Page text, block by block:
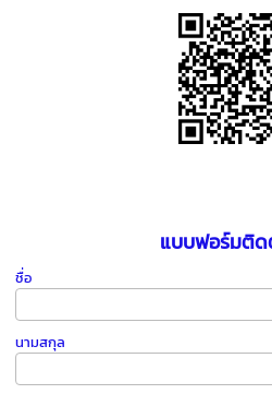
แบบฟอร์มติ
ชื่อ
นามสกุล